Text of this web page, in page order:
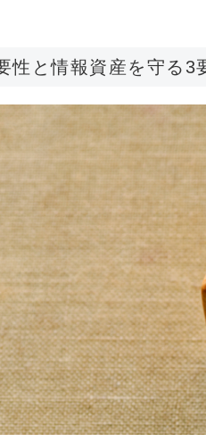
性と情報資産を守る3